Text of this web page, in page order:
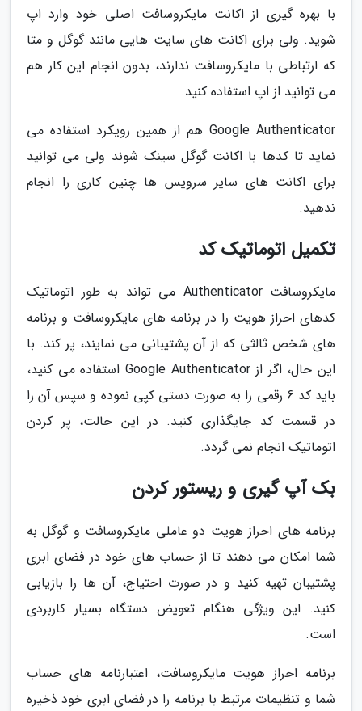
با بهره گیری از اکانت مایکروسافت اصلی خود وارد اپ
شوید. ولی برای اکانت های سایت هایی مانند گوگل و متا
که ارتباطی با مایکروسافت ندارند، بدون انجام این کار هم
می توانید از اپ استفاده کنید.
Google Authenticator هم از همین رویکرد استفاده می
نماید تا کدها با اکانت گوگل سینک شوند ولی می توانید
برای اکانت های سایر سرویس ها چنین کاری را انجام
ندهید.
تکمیل اتوماتیک کد
مایکروسافت Authenticator می تواند به طور اتوماتیک
کدهای احراز هویت را در برنامه های مایکروسافت و برنامه
های شخص ثالثی که از آن پشتیبانی می نمایند، پر کند. با
این حال، اگر از Google Authenticator استفاده می کنید،
باید کد 6 رقمی را به صورت دستی کپی نموده و سپس آن را
در قسمت کد جایگذاری کنید. در این حالت، پر کردن
اتوماتیک انجام نمی گردد.
بک آپ گیری و ریستور کردن
برنامه های احراز هویت دو عاملی مایکروسافت و گوگل به
شما امکان می دهند تا از حساب های خود در فضای ابری
پشتیبان تهیه کنید و در صورت احتیاج، آن ها را بازیابی
کنید. این ویژگی هنگام تعویض دستگاه بسیار کاربردی
است.
برنامه احراز هویت مایکروسافت، اعتبارنامه های حساب
شما و تنظیمات مرتبط با برنامه را در فضای ابری خود ذخیره